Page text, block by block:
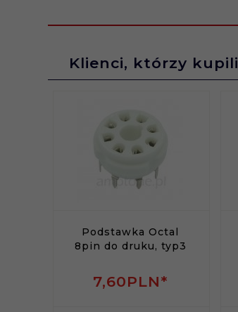
Wymiary
kondensatora:
Pojemność: 100uF
Klienci, którzy
Podstawka Octal
8pin do druku, typ3
7,60PLN*